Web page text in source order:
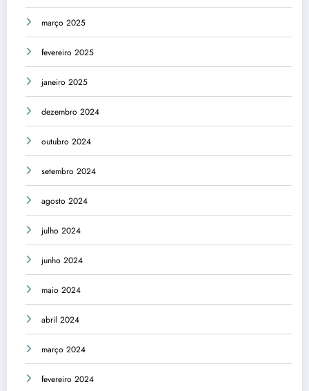
março 2025
fevereiro 2025
janeiro 2025
dezembro 2024
outubro 2024
setembro 2024
agosto 2024
julho 2024
junho 2024
maio 2024
abril 2024
março 2024
fevereiro 2024